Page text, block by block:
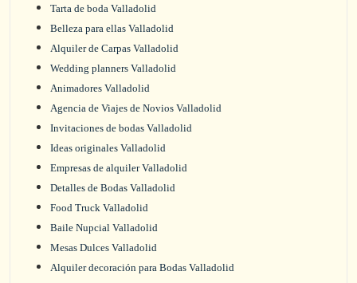
Tarta de boda Valladolid
Belleza para ellas Valladolid
Alquiler de Carpas Valladolid
Wedding planners Valladolid
Animadores Valladolid
Agencia de Viajes de Novios Valladolid
Invitaciones de bodas Valladolid
Ideas originales Valladolid
Empresas de alquiler Valladolid
Detalles de Bodas Valladolid
Food Truck Valladolid
Baile Nupcial Valladolid
Mesas Dulces Valladolid
Alquiler decoración para Bodas Valladolid